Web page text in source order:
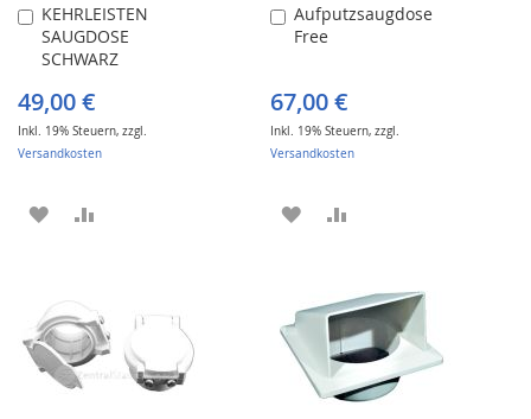
KEHRLEISTEN
SAUGDOSE
SCHWARZ
49,00 €
Inkl. 19% Steuern, zzgl.
Versandkosten
In
den
Warenkorb
ZUR
Aufputzsaugdose
Free
67,00 €
Inkl. 19% Steuern,zzgl.
Versandkosten
In
den
ZUR
HINZUFÜGEN
HINZUFÜGEN